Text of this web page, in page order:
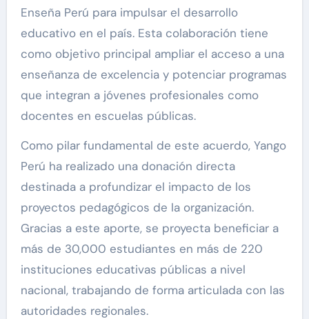
Enseña Perú para impulsar el desarrollo
educativo en el país. Esta colaboración tiene
como objetivo principal ampliar el acceso a una
enseñanza de excelencia y potenciar programas
que integran a jóvenes profesionales como
docentes en escuelas públicas.
Como pilar fundamental de este acuerdo, Yango
Perú ha realizado una donación directa
destinada a profundizar el impacto de los
proyectos pedagógicos de la organización.
Gracias a este aporte, se proyecta beneficiar a
más de 30,000 estudiantes en más de 220
instituciones educativas públicas a nivel
nacional, trabajando de forma articulada con las
autoridades regionales.